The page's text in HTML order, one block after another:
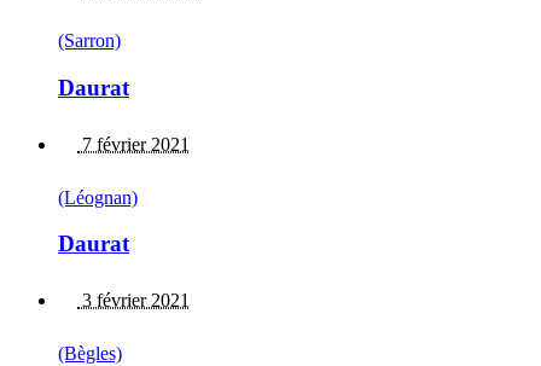
(Sarron)
Daurat
7 février 2021
(Léognan)
Daurat
3 février 2021
(Bègles)